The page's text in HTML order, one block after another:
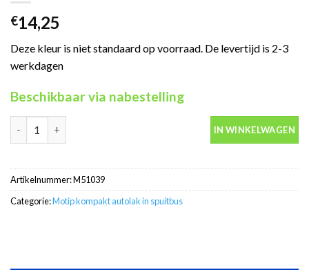
€14,25
Deze kleur is niet standaard op voorraad. De levertijd is 2-3
werkdagen
Beschikbaar via nabestelling
IN WINKELWAGEN
Artikelnummer:M51039
Categorie:Motip kompakt autolak in spuitbus